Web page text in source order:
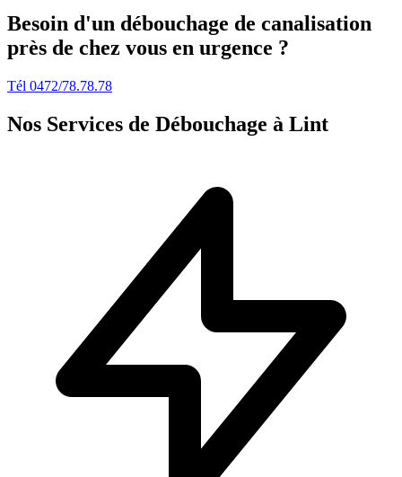
Besoin d'un débouchage de canalisation
près de chez vous en urgence ?
Tél 0472/78.78.78
Nos Services de Débouchage à Lint